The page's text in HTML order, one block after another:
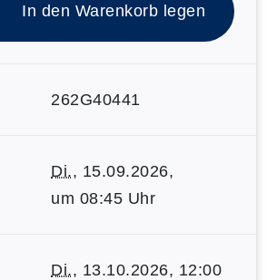
In den Warenkorb legen
262G40441
Di., 15.09.2026,
um 08:45 Uhr
Di., 13.10.2026, 12:00